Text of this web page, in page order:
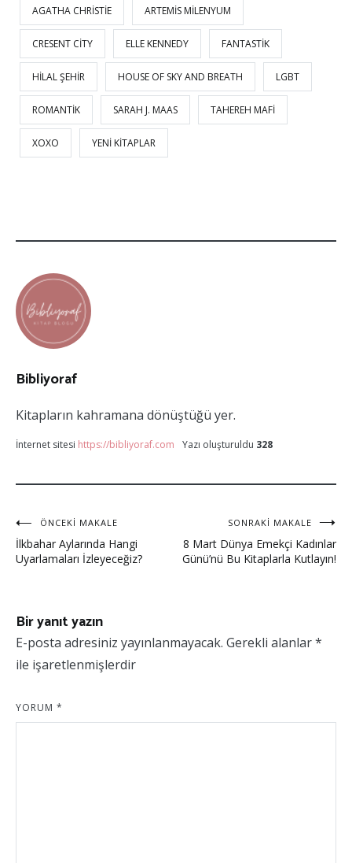
AGATHA CHRISTIE ARTEMIS MILENYUM
CRESENT CITY ELLE KENNEDY FANTASTIK
HILAL ŞEHIR HOUSE OF SKY AND BREATH LGBT
ROMANTIK SARAH J. MAAS TAHEREH MAFI
XOXO YENI KITAPLAR
Bibliyoraf
Kitapların kahramana dönüştüğü yer.
İnternet sitesi https://bibliyoraf.com Yazı oluşturuldu 328
Yazı
gezinmesi
ÖNCEKI MAKALE
İlkbahar Aylarında Hangi
Uyarlamaları İzleyeceğiz?
SONRAKI MAKALE
8 Mart Dünya Emekçi Kadınlar
Günü’nü Bu Kitaplarla Kutlayın!
Bir yanıt yazın
E-posta adresiniz yayınlanmayacak. Gerekli alanlar*
ile işaretlenmişlerdir
YORUM *